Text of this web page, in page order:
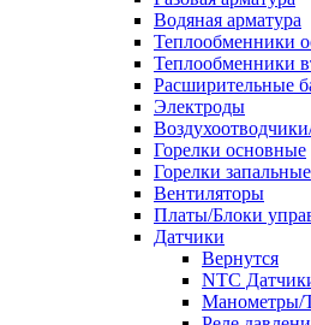
Водяная арматура
Теплообменники
Теплообменники
Расширительные
Электроды
Горелки основные
Горелки запальные
Вентиляторы
Платы/Блоки
Датчики
Вернутся
NTC
Манометры/